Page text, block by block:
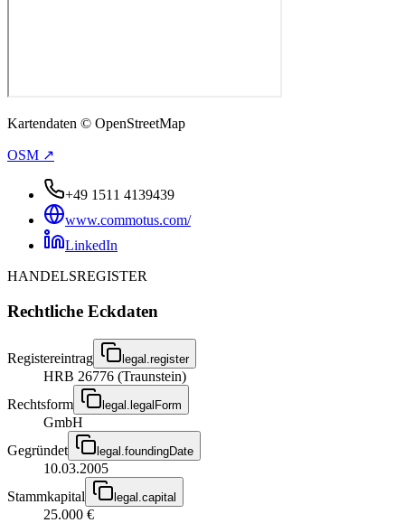
Kartendaten © OpenStreetMap
OSM ↗
+49 1511 4139439
www.commotus.com/
LinkedIn
HANDELSREGISTER
Rechtliche Eckdaten
Registereintrag legal.register
HRB 26776 (Traunstein)
Rechtsform
legal.legalForm
GmbH
Gegründet
legal.foundingDate
10.03.2005
Stammkapital
legal.capital
25.000 €